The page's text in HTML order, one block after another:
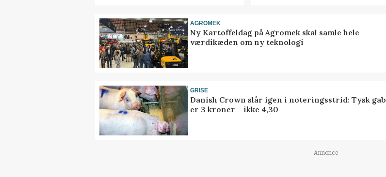
AGROMEK
Ny Kartoffeldag på Agromek skal samle hele
værdikæden om ny teknologi
GRISE
Danish Crown slår igen i noteringsstrid: Tysk gab
er 3 kroner – ikke 4,30
Annonce